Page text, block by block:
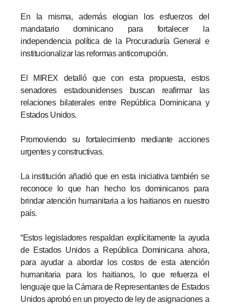
En la misma, además elogian los esfuerzos del
mandatario dominicano para fortalecer la
independencia política de la Procuraduría General e
institucionalizar las reformas anticorrupción.
El MIREX detalló que con esta propuesta, estos
senadores estadounidenses buscan reafirmar las
relaciones bilaterales entre República Dominicana y
Estados Unidos.
Promoviendo su fortalecimiento mediante acciones
urgentes y constructivas.
La institución añadió que en esta iniciativa también se
reconoce lo que han hecho los dominicanos para
brindar atención humanitaria a los haitianos en nuestro
país.
“Estos legisladores respaldan explícitamente la ayuda
de Estados Unidos a República Dominicana ahora,
para ayudar a abordar los costos de esta atención
humanitaria para los haitianos, lo que refuerza el
lenguaje que la Cámara de Representantes de Estados
Unidos aprobó en un proyecto de ley de asignaciones a